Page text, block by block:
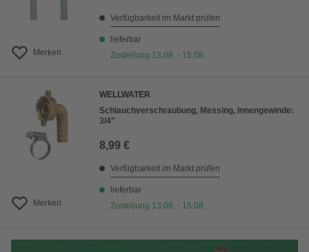
Merken
Verfügbarkeit im Markt prüfen
lieferbar
Zustellung 13.08. - 15.08.
Merken
WELLWATER
Schlauchverschraubung, Messing, Innengewinde:
3/4"
8,99 €
Verfügbarkeit im Markt prüfen
lieferbar
Zustellung 13.08. - 15.08.